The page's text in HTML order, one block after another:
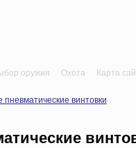
оружия Охота Карта
пневматические винтовки